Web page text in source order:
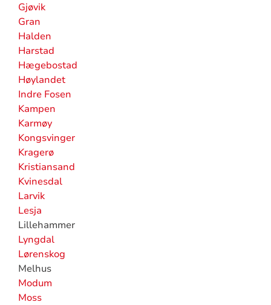
Gjøvik
Gran
Halden
Harstad
Hægebostad
Høylandet
Indre Fosen
Kampen
Karmøy
Kongsvinger
Kragerø
Kristiansand
Kvinesdal
Larvik
Lesja
Lillehammer
Lyngdal
Lørenskog
Melhus
Modum
Moss